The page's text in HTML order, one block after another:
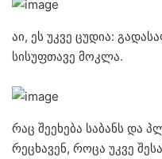
აი, ეს უკვე ცუდია:
სისუფთავე მოკლა.
რაც შეეხება საბანს და
რეცხავენ, როცა უკვე